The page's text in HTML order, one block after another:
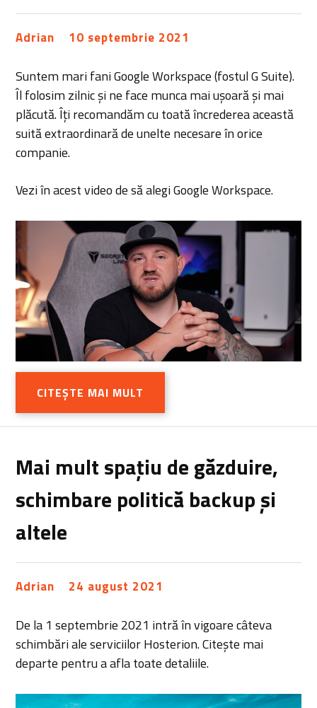
Adrian 10 septembrie 2021
Suntem mari fani Google Workspace (fostul G Suite).
Îl folosim zilnic și ne face munca mai ușoară și mai
plăcută. Îți recomandăm cu toată încrederea această
suită extraordinară de unelte necesare în orice
companie.
Vezi în acest video de să alegi Google Workspace.
CITEȘTE MAI MULT
Mai mult spațiu de găzduire,
schimbare politică backup și
altele
Adrian 24 august 2021
De la 1 septembrie 2021 intră în vigoare câteva
schimbări ale serviciilor Hosterion. Citește mai
departe pentru a afla toate detaliile.